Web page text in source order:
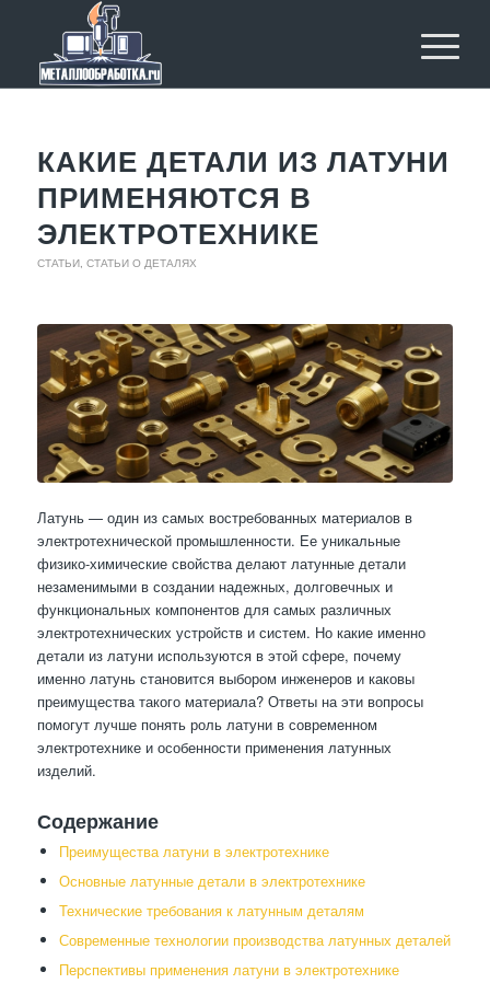
КАКИЕ ДЕТАЛИ ИЗ ЛАТУНИ
ПРИМЕНЯЮТСЯ В
ЭЛЕКТРОТЕХНИКЕ
СТАТЬИ, СТАТЬИ О ДЕТАЛЯХ
Латунь — один из самых востребованных материалов в
электротехнической промышленности. Ее уникальные
физико-химические свойства делают латунные детали
незаменимыми в создании надежных, долговечных и
функциональных компонентов для самых различных
электротехнических устройств и систем. Но какие именно
детали из латуни используются в этой сфере, почему
именно латунь становится выбором инженеров и каковы
преимущества такого материала? Ответы на эти вопросы
помогут лучше понять роль латуни в современном
электротехнике и особенности применения латунных
изделий.
Содержание
Преимущества латуни в электротехнике
Основные латунные детали в электротехнике
Технические требования к латунным деталям
Современные технологии производства латунных деталей
Перспективы применения латуни в электротехнике